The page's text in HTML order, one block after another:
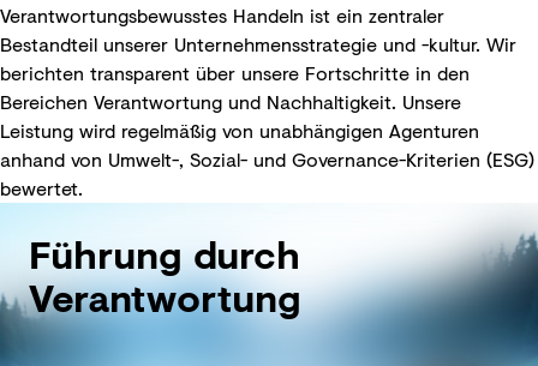
Verantwortungsbewusstes Handeln ist ein zentraler
Bestandteil unserer Unternehmensstrategie und -kultur. Wir
berichten transparent über unsere Fortschritte in den
Bereichen Verantwortung und Nachhaltigkeit. Unsere
Leistung wird regelmäßig von unabhängigen Agenturen
anhand von Umwelt-, Sozial- und Governance-Kriterien (ESG)
bewertet.
Führung durch
Verantwortung